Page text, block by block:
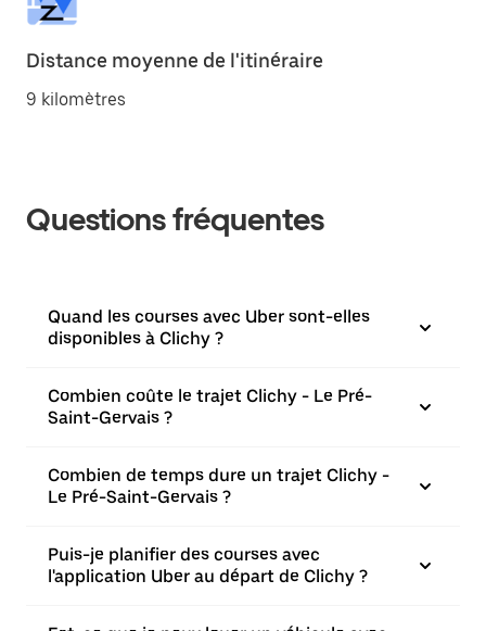
Distance moyenne de l'itinéraire
9 kilomètres
Questions fréquentes
Quand les courses avec Uber sont-elles
disponibles à Clichy ?
Combien coûte le trajet Clichy - Le Pré-
Saint-Gervais ?
Combien de temps dure un trajet Clichy -
Le Pré-Saint-Gervais ?
Puis-je planifier des courses avec
l'application Uber au départ de Clichy ?